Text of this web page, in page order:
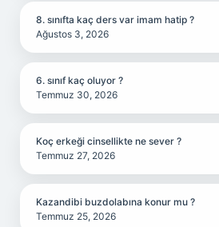
8. sınıfta kaç ders var imam hatip ?
Ağustos 3, 2026
6. sınıf kaç oluyor ?
Temmuz 30, 2026
Koç erkeği cinsellikte ne sever ?
Temmuz 27, 2026
Kazandibi buzdolabına konur mu ?
Temmuz 25, 2026